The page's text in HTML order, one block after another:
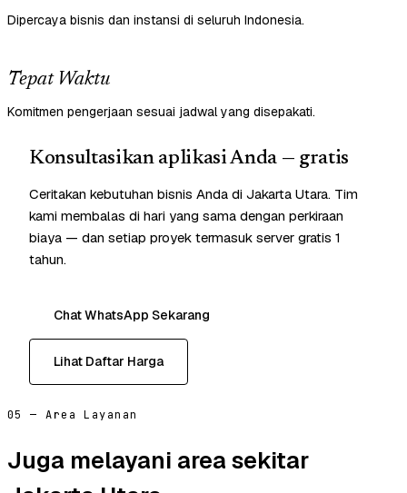
Dipercaya bisnis dan instansi di seluruh Indonesia.
Tepat Waktu
Komitmen pengerjaan sesuai jadwal yang disepakati.
Konsultasikan aplikasi Anda — gratis
Ceritakan kebutuhan bisnis Anda di Jakarta Utara. Tim
kami membalas di hari yang sama dengan perkiraan
biaya — dan setiap proyek termasuk server gratis 1
tahun.
Chat WhatsApp Sekarang
Lihat Daftar Harga
05 — Area Layanan
Juga melayani area sekitar